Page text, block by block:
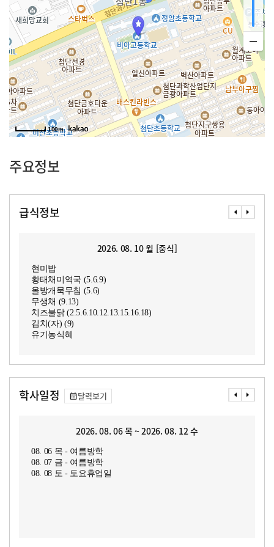
100m
주요정보
급식정보
2026. 08. 10 월 [중식]
현미밥
황태채미역국 (5.6.9)
올방개묵무침 (5.6)
무생채 (9.13)
치즈불닭 (2.5.6.10.12.13.15.16.18)
김치(자) (9)
유기농식혜
학사일정 달력보기
2026. 08. 06 목 ~ 2026. 08. 12 수
08. 06 목 - 여름방학
08. 07 금 - 여름방학
08. 08 토 - 토요휴업일